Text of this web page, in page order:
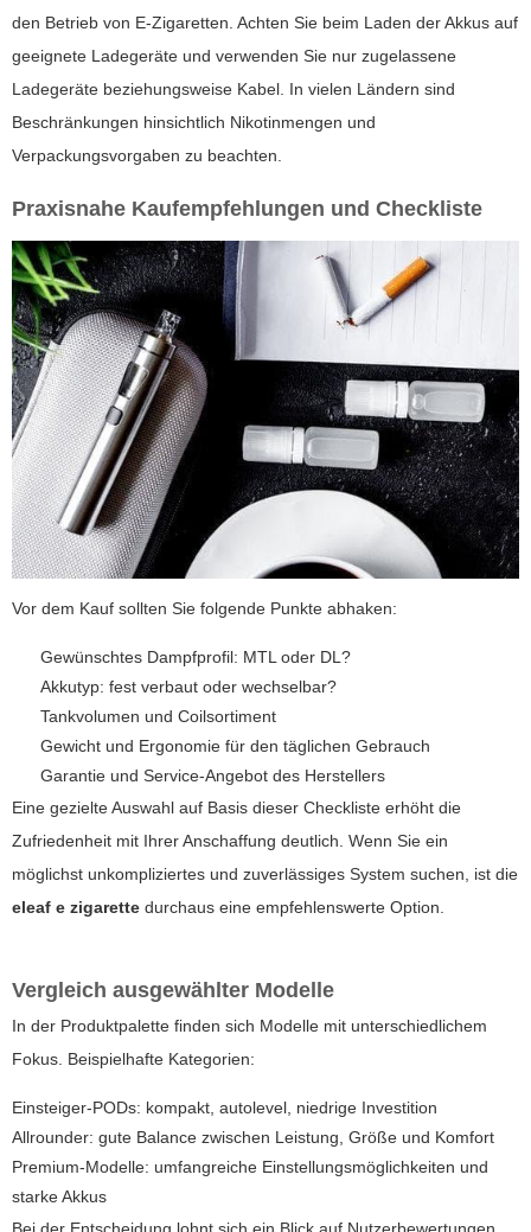
den Betrieb von E-Zigaretten. Achten Sie beim Laden der Akkus auf
geeignete Ladegeräte und verwenden Sie nur zugelassene
Ladegeräte beziehungsweise Kabel. In vielen Ländern sind
Beschränkungen hinsichtlich Nikotinmengen und
Verpackungsvorgaben zu beachten.
Praxisnahe Kaufempfehlungen und Checkliste
Vor dem Kauf sollten Sie folgende Punkte abhaken:
Gewünschtes Dampfprofil: MTL oder DL?
Akkutyp: fest verbaut oder wechselbar?
Tankvolumen und Coilsortiment
Gewicht und Ergonomie für den täglichen Gebrauch
Garantie und Service-Angebot des Herstellers
Eine gezielte Auswahl auf Basis dieser Checkliste erhöht die
Zufriedenheit mit Ihrer Anschaffung deutlich. Wenn Sie ein
möglichst unkompliziertes und zuverlässiges System suchen, ist die
eleaf e zigarette durchaus eine empfehlenswerte Option.
Vergleich ausgewählter Modelle
In der Produktpalette finden sich Modelle mit unterschiedlichem
Fokus. Beispielhafte Kategorien:
Einsteiger-PODs: kompakt, autolevel, niedrige Investition
Allrounder: gute Balance zwischen Leistung, Größe und Komfort
Premium-Modelle: umfangreiche Einstellungsmöglichkeiten und
starke Akkus